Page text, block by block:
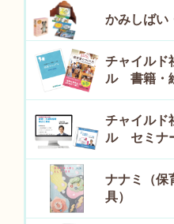
かみしばい
チャイルド
ル 書籍・
チャイルド
ル セミナ
ナナミ（保
具）